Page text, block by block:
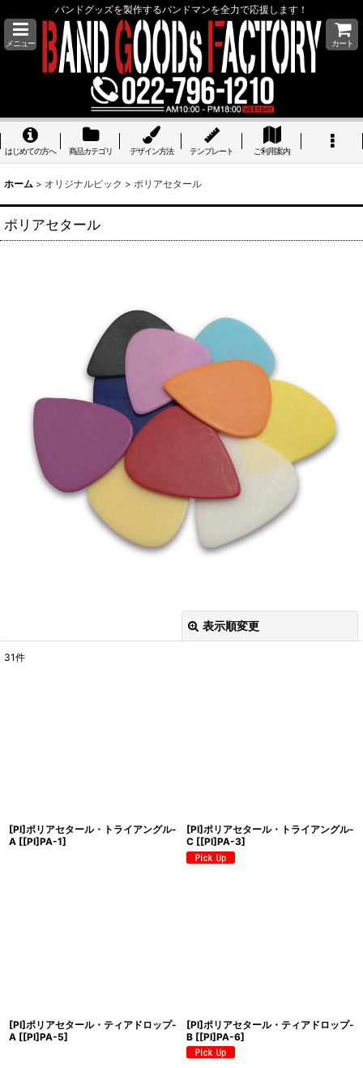
バンドグッズを製作するバンドマンを全力で応援します！
メニュー カート
はじめての方へ 商品カテゴリ デザイン方法 テンプレート ご利用案内
ホーム > オリジナルピック > ポリアセタール
ポリアセタール
表示順変更
31件
[PI]ポリアセタール・トライアングル-
A [[PI]PA-1]
[PI]ポリアセタール・トライアングル-
C [[PI]PA-3]
[PI]ポリアセタール・ティアドロップ-
A [[PI]PA-5]
[PI]ポリアセタール・ティアドロップ-
B [[PI]PA-6]